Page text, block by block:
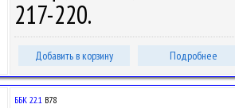
217-220.
Добавить в корзину Подробнее
ББК 22.1 В78